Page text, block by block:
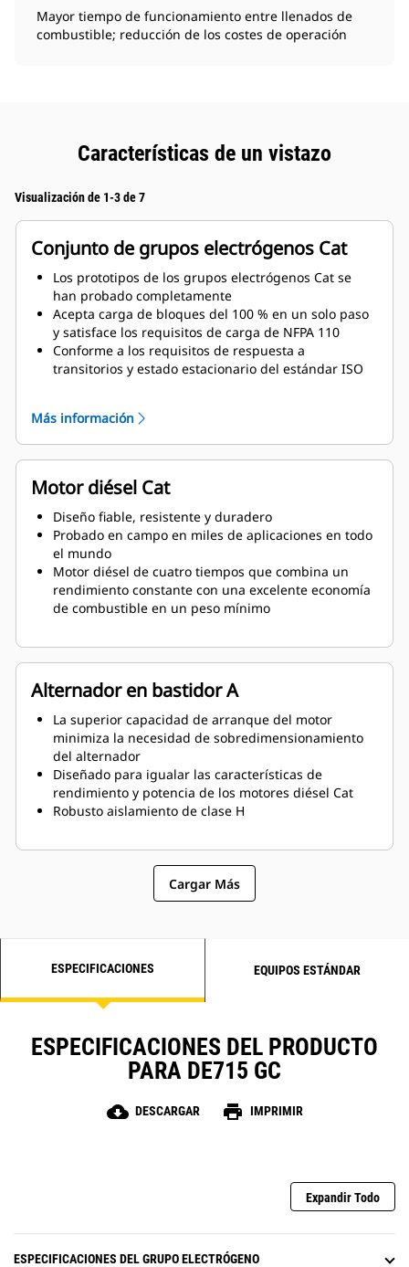
Mayor tiempo de funcionamiento entre llenados de
combustible; reducción de los costes de operación
Características de un vistazo
Visualización de 1-3 de 7
Conjunto de grupos electrógenos Cat
Los prototipos de los grupos electrógenos Cat se
han probado completamente
Acepta carga de bloques del 100 % en un solo paso
y satisface los requisitos de carga de NFPA 110
Conforme a los requisitos de respuesta a
transitorios y estado estacionario del estándar ISO
Más información
Motor diésel Cat
Diseño fiable, resistente y duradero
Probado en campo en miles de aplicaciones en todo
el mundo
Motor diésel de cuatro tiempos que combina un
rendimiento constante con una excelente economía
de combustible en un peso mínimo
Alternador en bastidor A
La superior capacidad de arranque del motor
minimiza la necesidad de sobredimensionamiento
del alternador
Diseñado para igualar las características de
rendimiento y potencia de los motores diésel Cat
Robusto aislamiento de clase H
Cargar Más
ESPECIFICACIONES EQUIPOS ESTÁNDAR
ESPECIFICACIONES DEL PRODUCTO
PARA DE715 GC
cloud_download DESCARGAR print IMPRIMIR
Expandir Todo
ESPECIFICACIONES DEL GRUPO ELECTRÓGENO